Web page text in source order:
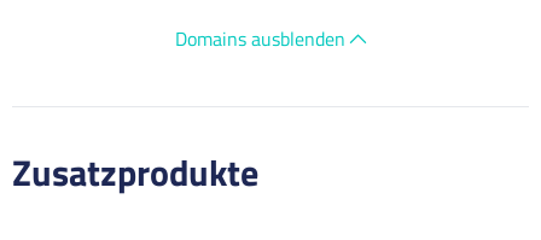
Domains ausblenden
Zusatzprodukte